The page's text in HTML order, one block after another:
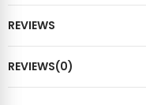
REVIEWS
REVIEWS(0)